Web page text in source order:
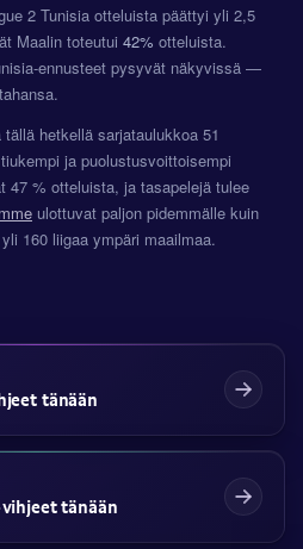
2 Tunisia otteluista päättyi yli 2,5
Maalin toteutui 42% otteluista.
ennusteet pysyvät näkyvissä —
hetkellä sarjataulukkoa 51
ja puolustusvoittoisempi
47 % otteluista, ja tasapelejä tulee
ulottuvat paljon pidemmälle kuin
160 liigaa ympäri maailmaa.
tänään
tänään